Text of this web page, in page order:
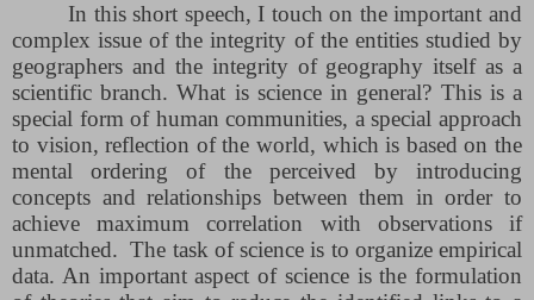
In this short speech, I touch on the important and
complex issue of the integrity of the entities studied by
geographers and the integrity of geography itself as a
scientific branch. What is science in general? This is a
special form of human communities, a special approach
to vision, reflection of the world, which is based on the
mental ordering of the perceived by introducing
concepts and relationships between them in order to
achieve maximum correlation with observations if
unmatched. ​ The task of science is to organize empirical
data. An important aspect of science is the formulation